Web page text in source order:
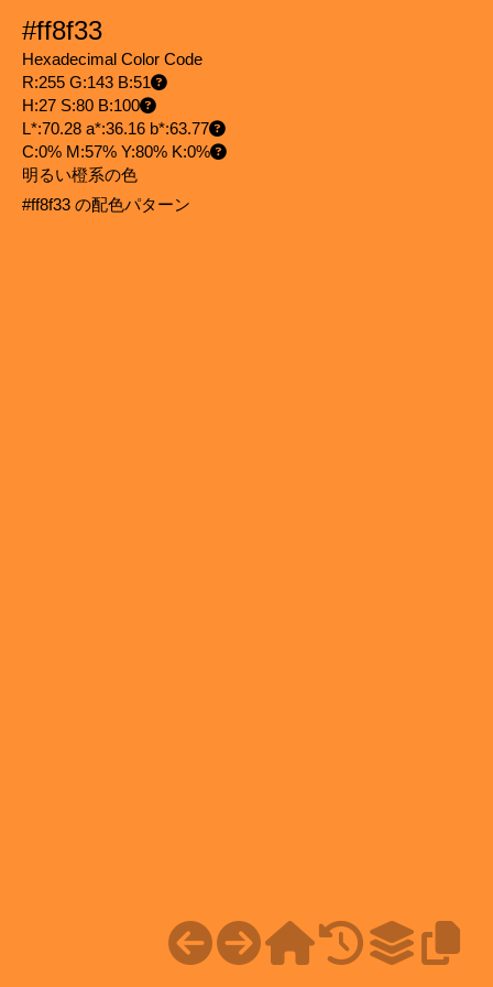
#ff8f33
Hexadecimal Color Code
R:255 G:143 B:51
H:27 S:80 B:100
L*:70.28 a*:36.16 b*:63.77
C:0% M:57% Y:80% K:0%
明るい橙系の色
#ff8f33 の配色パターン